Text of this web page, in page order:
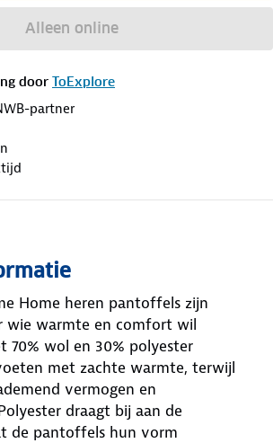
Alleen online
door ToExplore
partner
Home heren pantoffels zijn
wie warmte en comfort wil
70% wol en 30% polyester
met zachte warmte, terwijl
vermogen en
draagt bij aan de
de pantoffels hun vorm